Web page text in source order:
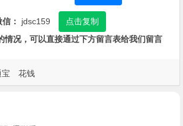
宝 花钱
信： jdsc159
点击复制
情况，可以直接通过下方留言表给我们留言